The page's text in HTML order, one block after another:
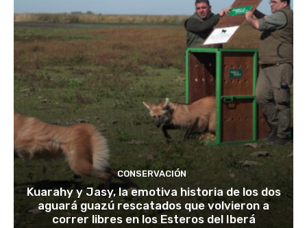
CONSERVACIÓN
Kuarahy y Jasy, la emotiva historia de los dos
aguará guazú rescatados que volvieron a
correr libres en los Esteros del Iberá